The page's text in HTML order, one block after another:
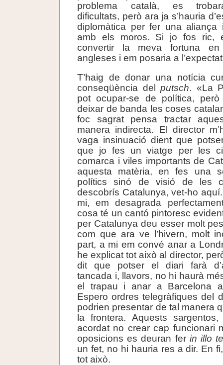
problema català, es
dificultats, però ara ja s’hauria
diplomàtica per fer una
amb els moros. Si jo fos ric,
convertir la meva fortuna
angleses i em posaria a
T’haig de donar una notícia
conseqüència del putsch. «La
pot ocupar-se de política,
deixar de banda les coses
foc sagrat pensa tractar
manera indirecta. El director
vaga insinuació dient que
que jo fes un viatge per les
comarca i viles importants de
aquesta matèria, en fes una
polítics sinó de visió de les
descobrís Catalunya, vet-ho
mi, em desagrada
cosa té un cantó pintoresc
per Catalunya deu esser molt
com que ara ve l’hivern, molt
part, a mi em convé anar a
he explicat tot això al director,
dit que potser el diari farà
tancada i, llavors, no hi haurà
el trapau i anar a Barcelona
Espero ordres telegràfiques del
podrien presentar de tal manera
la frontera. Aquests
acordat no crear cap funcionari
oposicions es deuran fer in illo
un fet, no hi hauria res a dir. En
tot això.